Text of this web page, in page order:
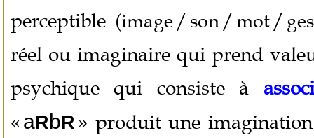
perceptible (image / son / mot /
réel ou imaginaire qui prend
psychique qui consiste à
«aRbR » produit une